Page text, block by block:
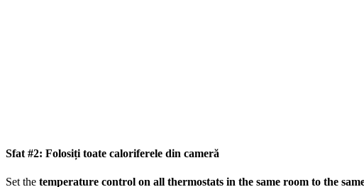
Sfat #2: Folosiți toate caloriferele din cameră
Set the temperature control on all thermostats in the same room to the